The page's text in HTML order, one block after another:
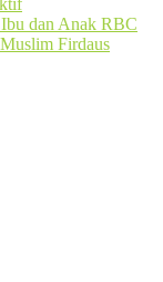
dan Anak RBC
Firdaus